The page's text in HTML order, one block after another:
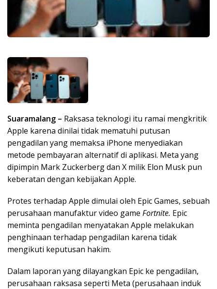
Suaramalang – Raksasa teknologi itu ramai mengkritik
Apple karena dinilai tidak mematuhi putusan
pengadilan yang memaksa iPhone menyediakan
metode pembayaran alternatif di aplikasi. Meta yang
dipimpin Mark Zuckerberg dan X milik Elon Musk pun
keberatan dengan kebijakan Apple.
Protes terhadap Apple dimulai oleh Epic Games, sebuah
perusahaan manufaktur video game Fortnite. Epic
meminta pengadilan menyatakan Apple melakukan
penghinaan terhadap pengadilan karena tidak
mengikuti keputusan hakim.
Dalam laporan yang dilayangkan Epic ke pengadilan,
perusahaan raksasa seperti Meta (perusahaan induk